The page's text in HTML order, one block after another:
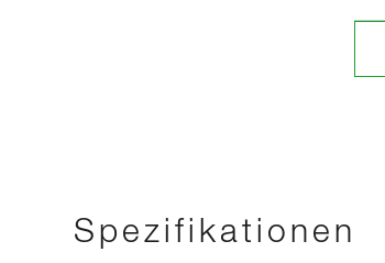
Spezifikationen